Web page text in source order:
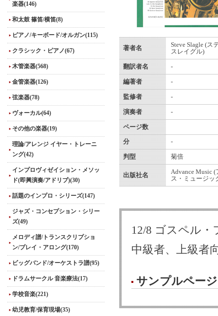
楽器(146)
和太鼓 篠笛/横笛(8)
ピアノ/キーボード/オルガン(115)
クラシック・ピアノ(67)
木管楽器(568)
金管楽器(126)
弦楽器(78)
ヴォーカル(64)
その他の楽器(19)
理論/アレンジ イヤー・トレーニ
ング(42)
インプロヴィゼイション・メソッ
ド(即興演奏/アドリブ)(30)
話題のインプロ・シリーズ(147)
ジャズ・コンセプション・シリー
ズ(49)
メロディ譜/トランスクリプショ
ン/プレイ・アロング(170)
ビッグバンド/オーケストラ譜(95)
ドラムサークル 音楽療法(17)
学校音楽(221)
幼児教育/保育現場(35)
著者名
Steve Slagle (ス
スレイグル)
翻訳者名 -
編著者 -
監修者 -
演奏者 -
ページ数
分 -
判型 菊倍
出版社名
Advance Music (
ス・ミュージッ
12/8 ゴスペル・
中級者、上級者
サンプルページ